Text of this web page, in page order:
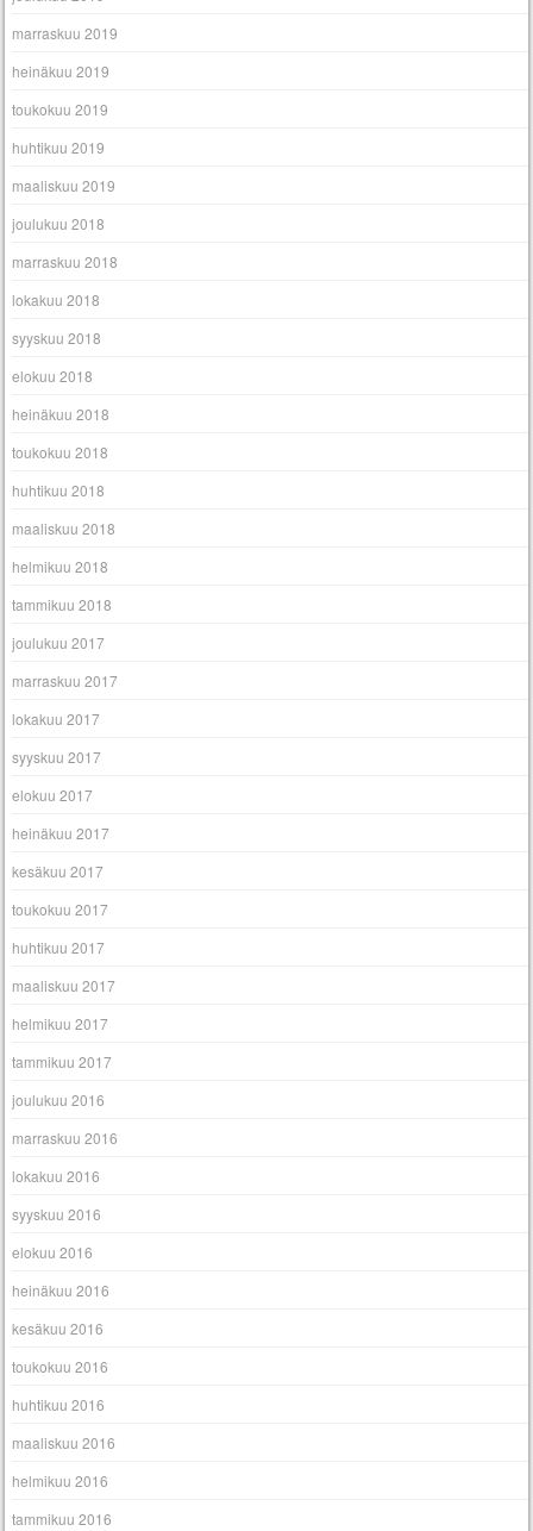
marraskuu 2019
heinäkuu 2019
toukokuu 2019
huhtikuu 2019
maaliskuu 2019
joulukuu 2018
marraskuu 2018
lokakuu 2018
syyskuu 2018
elokuu 2018
heinäkuu 2018
toukokuu 2018
huhtikuu 2018
maaliskuu 2018
helmikuu 2018
tammikuu 2018
joulukuu 2017
marraskuu 2017
lokakuu 2017
syyskuu 2017
elokuu 2017
heinäkuu 2017
kesäkuu 2017
toukokuu 2017
huhtikuu 2017
maaliskuu 2017
helmikuu 2017
tammikuu 2017
joulukuu 2016
marraskuu 2016
lokakuu 2016
syyskuu 2016
elokuu 2016
heinäkuu 2016
kesäkuu 2016
toukokuu 2016
huhtikuu 2016
maaliskuu 2016
helmikuu 2016
tammikuu 2016